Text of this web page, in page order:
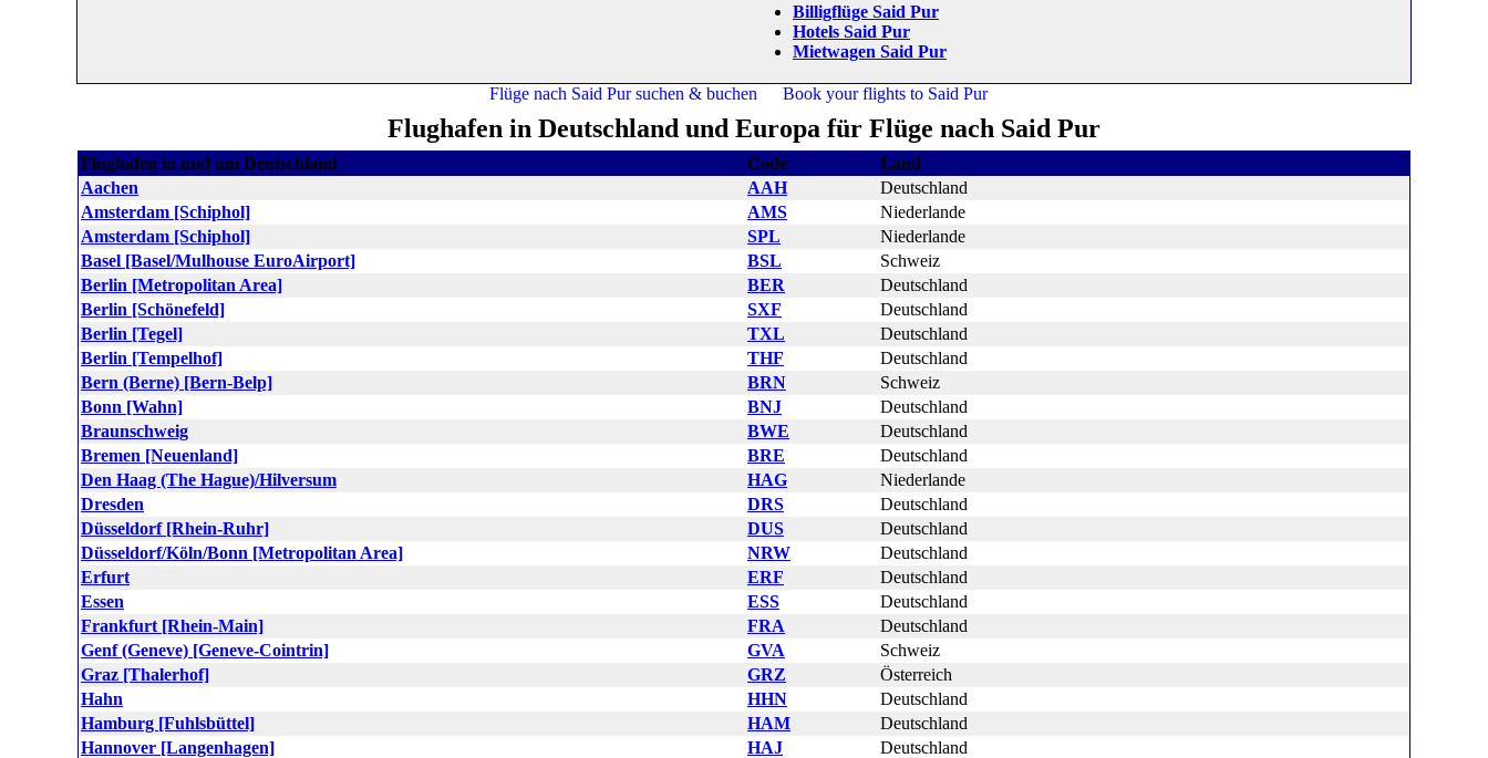
Billigflüge Said Pur
Hotels Said Pur
Mietwagen Said Pur
Flughafen in Deutschland und Europa für Flüge nach Said Pur
Flughafen in und um Deutschland Code
Land
Aachen
AAH
Deutschland
Amsterdam [Schiphol]
AMS
Niederlande
Amsterdam [Schiphol]
SPL
Niederlande
Basel [Basel/Mulhouse EuroAirport]
BSL
Schweiz
Berlin [Metropolitan Area]
BER
Deutschland
Berlin [Schönefeld]
SXF
Deutschland
Berlin [Tegel]
TXL
Deutschland
Berlin [Tempelhof]
THF
Deutschland
Bern (Berne) [Bern-Belp]
BRN
Schweiz
Bonn [Wahn]
BNJ
Deutschland
Braunschweig
BWE
Deutschland
Bremen [Neuenland]
BRE
Deutschland
Den Haag (The Hague)/Hilversum
HAG
Niederlande
Dresden
DRS
Deutschland
Düsseldorf [Rhein-Ruhr]
DUS
Deutschland
Düsseldorf/Köln/Bonn [Metropolitan Area]
NRW
Deutschland
Erfurt
ERF
Deutschland
Essen
ESS
Deutschland
Frankfurt [Rhein-Main]
FRA
Deutschland
Genf (Geneve) [Geneve-Cointrin]
GVA
Schweiz
Graz [Thalerhof]
GRZ
Österreich
Hahn
HHN
Deutschland
Hamburg [Fuhlsbüttel]
HAM
Deutschland
Hannover [Langenhagen]
HAJ
Deutschland